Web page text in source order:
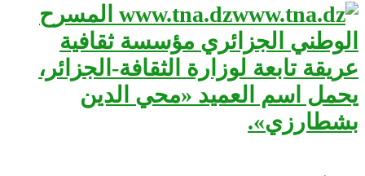
www.tna.dz المسرح
الوطني الجزائري مؤسسة ثقافية
عريقة تابعة لوزارة الثقافة-الجزائر،
يحمل اسم العميد «محي الدين
بشطارزي».